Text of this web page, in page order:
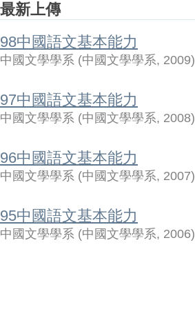
最新上傳
98中國語文基本能力
中國文學學系 (中國文學學系, 2009)
97中國語文基本能力
中國文學學系 (中國文學學系, 2008)
96中國語文基本能力
中國文學學系 (中國文學學系, 2007)
95中國語文基本能力
中國文學學系 (中國文學學系, 2006)